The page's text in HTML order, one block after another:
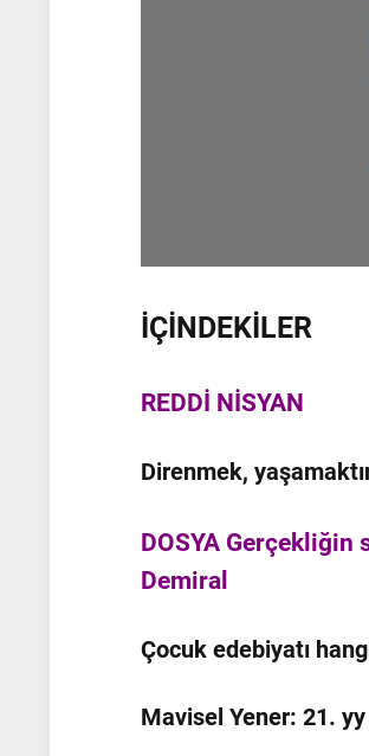
İÇİNDEKİLER
REDDİ NİSYAN
Direnmek,
DOSYA Gerçekliğin
Demiral
Çocuk edebiyatı
Mavisel Yener: 21.